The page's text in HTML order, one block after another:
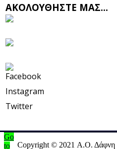
ΑΚΟΛΟΥΘΗΣΤΕ ΜΑΣ...
Facebook
Instagram
Twitter
Copyright © 2021 Α.Ο. Δάφνη
Go
to